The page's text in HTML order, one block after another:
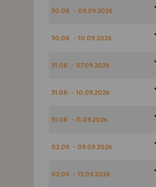
30.08. - 09.09.2026
30.08. - 10.09.2026
31.08. - 07.09.2026
31.08. - 10.09.2026
31.08. - 11.09.2026
02.09. - 09.09.2026
02.09. - 13.09.2026